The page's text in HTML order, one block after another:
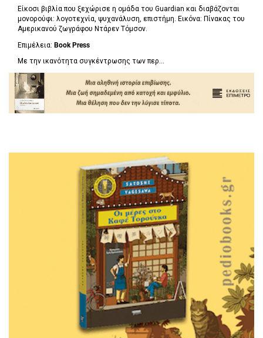
Είκοσι βιβλία που ξεχώρισε η ομάδα του Guardian και διαβάζονται
μονορούφι: λογοτεχνία, ψυχανάλυση, επιστήμη. Εικόνα: Πίνακας του
Αμερικανού ζωγράφου Ντάρεν Τόμσον.
Επιμέλεια: Book Press
Με την ικανότητα συγκέντρωσης των περ...